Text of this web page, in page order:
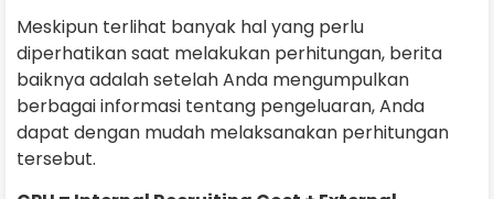
Meskipun terlihat banyak hal yang perlu
diperhatikan saat melakukan perhitungan, berita
baiknya adalah setelah Anda mengumpulkan
berbagai informasi tentang pengeluaran, Anda
dapat dengan mudah melaksanakan perhitungan
tersebut.